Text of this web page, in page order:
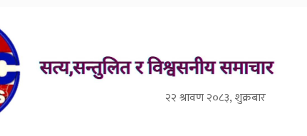
२२ श्रावण २०८३, शुक्रबार